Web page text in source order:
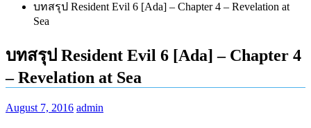
บทสรุป Resident Evil 6 [Ada] – Chapter 4 – Revelation at
Sea
บทสรุป Resident Evil 6 [Ada] – Chapter 4
– Revelation at Sea
August 7, 2016 admin